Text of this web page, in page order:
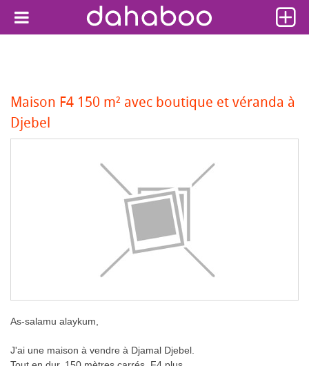
Maison F4 150 m² avec boutique et véranda à
Djebel
As-salamu alaykum,
J'ai une maison à vendre à Djamal Djebel.